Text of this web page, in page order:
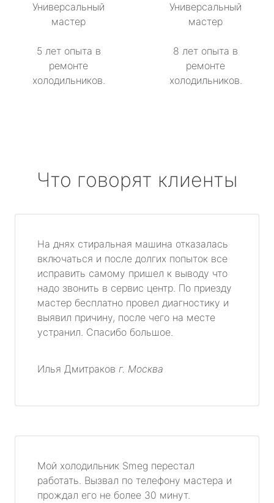
Универсальный
мастер
5 лет опыта в
ремонте
холодильников.
Универсальный
мастер
8 лет опыта в
ремонте
холодильников.
Что говорят клиенты
На днях стиральная машина отказалась
включаться и после долгих попыток все
исправить самому пришел к выводу что
надо звонить в сервис центр. По приезду
мастер бесплатно провел диагностику и
выявил причину, после чего на месте
устранил. Спасибо большое.
Илья Дмитраков г. Москва
Мой холодильник Smeg перестал
работать. Вызвал по телефону мастера и
прождал его не более 30 минут.